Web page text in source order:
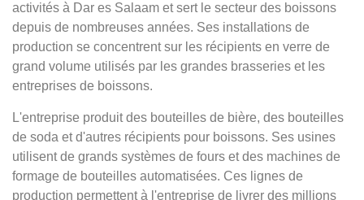
activités à Dar es Salaam et sert le secteur des boissons
depuis de nombreuses années. Ses installations de
production se concentrent sur les récipients en verre de
grand volume utilisés par les grandes brasseries et les
entreprises de boissons.
L'entreprise produit des bouteilles de bière, des bouteilles
de soda et d'autres récipients pour boissons. Ses usines
utilisent de grands systèmes de fours et des machines de
formage de bouteilles automatisées. Ces lignes de
production permettent à l'entreprise de livrer des millions